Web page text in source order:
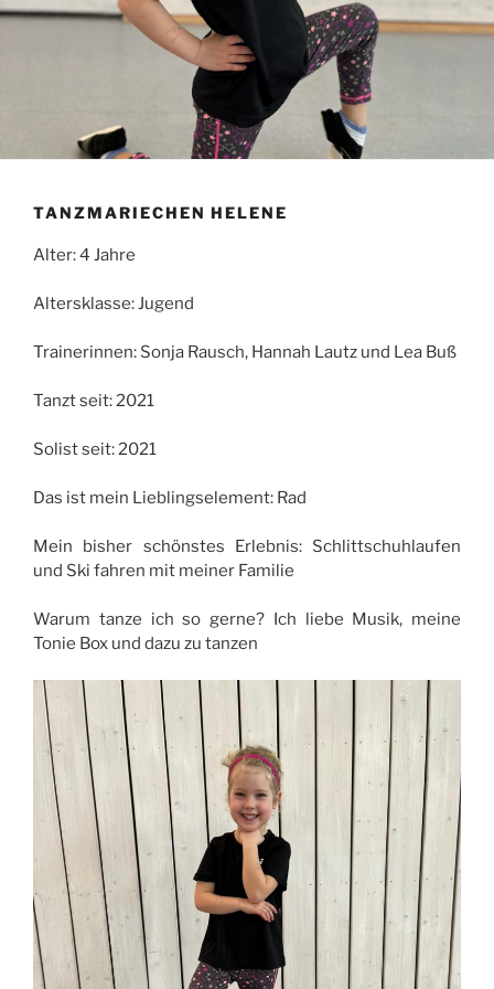
TANZMARIECHEN HELENE
Alter: 4 Jahre
Altersklasse: Jugend
Trainerinnen: Sonja Rausch, Hannah Lautz und Lea Buß
Tanzt seit: 2021
Solist seit: 2021
Das ist mein Lieblingselement: Rad
Mein bisher schönstes Erlebnis: Schlittschuhlaufen
und Ski fahren mit meiner Familie
Warum tanze ich so gerne? Ich liebe Musik, meine
Tonie Box und dazu zu tanzen